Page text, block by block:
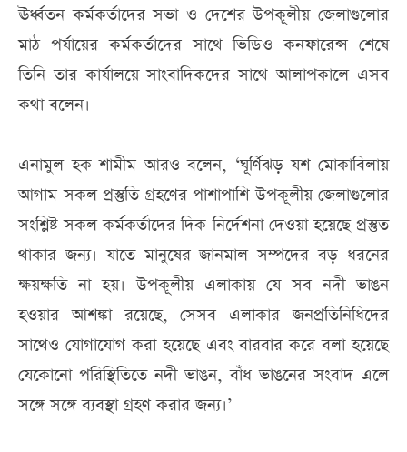
ঊর্ধ্বতন কর্মকর্তাদের সভা ও দেশের উপকূলীয় জেলাগুলোর
মাঠ পর্যায়ের কর্মকর্তাদের সাথে ভিডিও কনফারেন্স শেষে
তিনি তার কার্যালয়ে সাংবাদিকদের সাথে আলাপকালে এসব
কথা বলেন।
এনামুল হক শামীম আরও বলেন, ‘ঘূর্ণিঝড় যশ মোকাবিলায়
আগাম সকল প্রস্তুতি গ্রহণের পাশাপাশি উপকূলীয় জেলাগুলোর
সংশ্লিষ্ট সকল কর্মকর্তাদের দিক নির্দেশনা দেওয়া হয়েছে প্রস্তুত
থাকার জন্য। যাতে মানুষের জানমাল সম্পদের বড় ধরনের
ক্ষয়ক্ষতি না হয়। উপকূলীয় এলাকায় যে সব নদী ভাঙন
হওয়ার আশঙ্কা রয়েছে, সেসব এলাকার জনপ্রতিনিধিদের
সাথেও যোগাযোগ করা হয়েছে এবং বারবার করে বলা হয়েছে
যেকোনো পরিস্থিতিতে নদী ভাঙন, বাঁধ ভাঙনের সংবাদ এলে
সঙ্গে সঙ্গে ব্যবস্থা গ্রহণ করার জন্য।’